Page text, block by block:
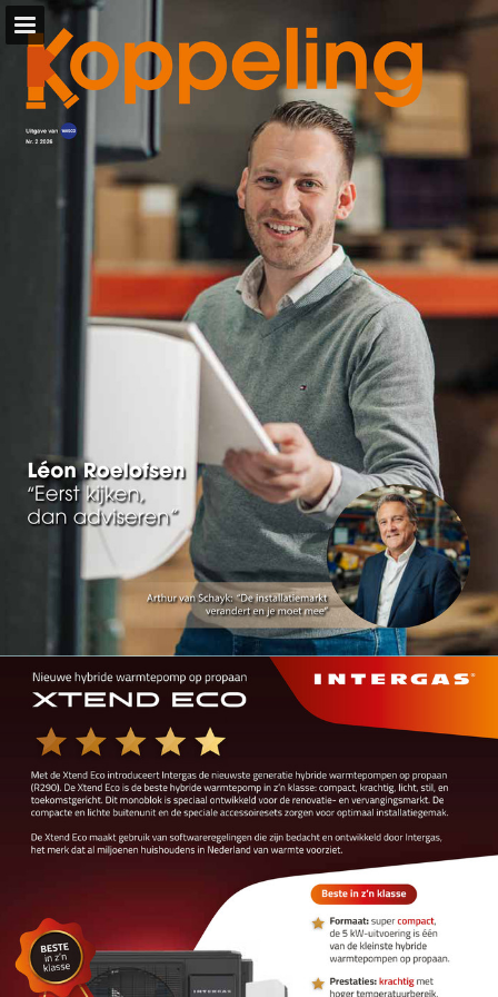
wasco.nl
Pagina overzicht
Download PDF
Zoeken
Privacybeleid bekijken
Publicatie rapporteren